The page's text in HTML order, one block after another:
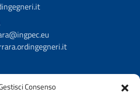
Consenso